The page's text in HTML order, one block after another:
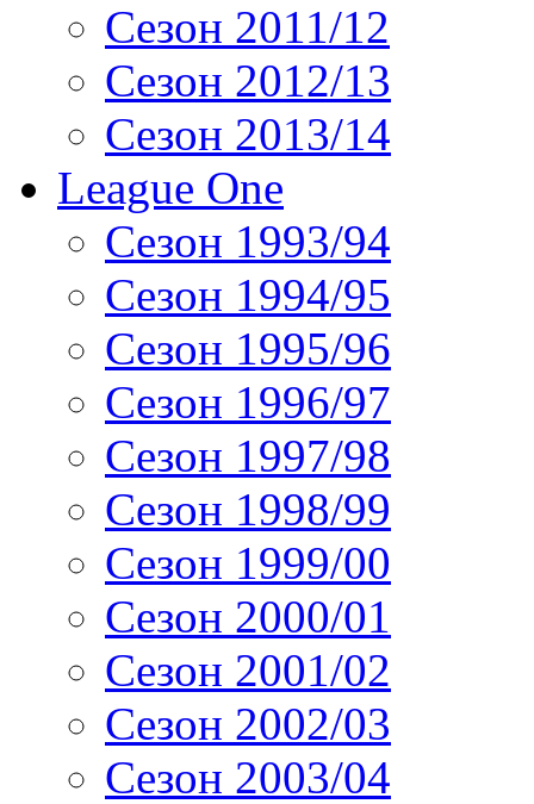
Сезон 2011/12
Сезон 2012/13
Сезон 2013/14
League One
Сезон 1993/94
Сезон 1994/95
Сезон 1995/96
Сезон 1996/97
Сезон 1997/98
Сезон 1998/99
Сезон 1999/00
Сезон 2000/01
Сезон 2001/02
Сезон 2002/03
Сезон 2003/04